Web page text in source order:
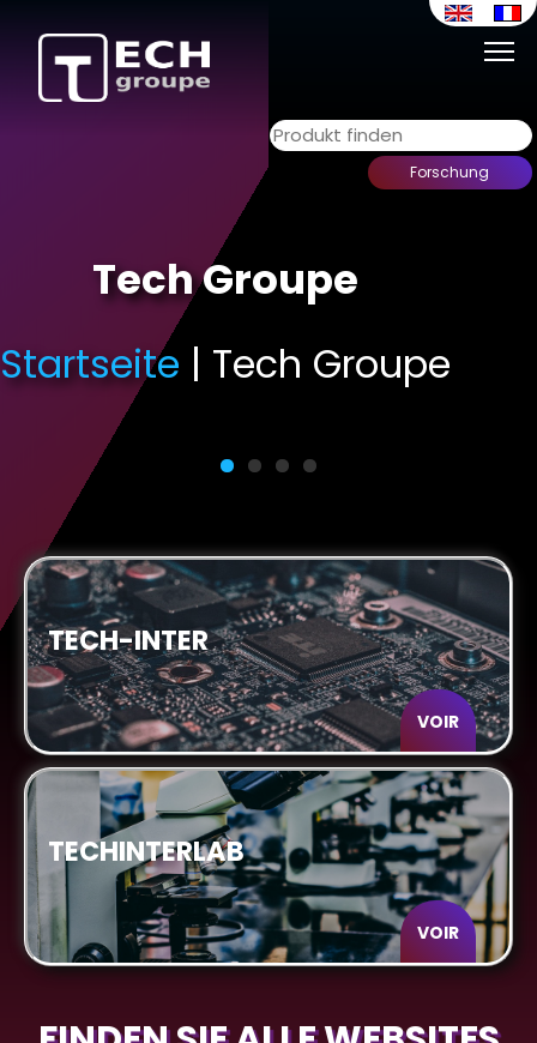
Tech Groupe
Startseite | Tech Groupe
Startseite
Startseite
Startseite
Startseite
TECH-INTER
VOIR
TECHINTERLAB
VOIR